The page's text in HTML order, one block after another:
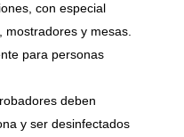
con especial
y mesas.
para personas
deben
y ser desinfectados